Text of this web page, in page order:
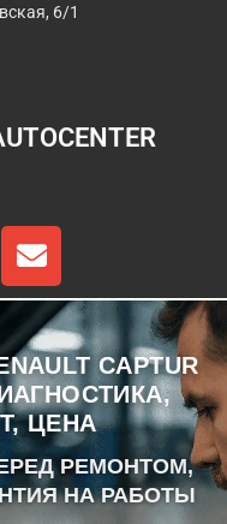
6/1
CAPTUR
ЦЕНА
РЕМОНТОМ,
НА РАБОТЫ